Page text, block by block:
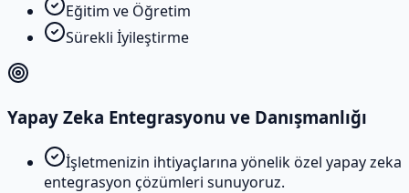
Eğitim ve Öğretim
Sürekli İyileştirme
Yapay Zeka Entegrasyonu ve Danışmanlığı
İşletmenizin ihtiyaçlarına yönelik özel yapay zeka
entegrasyon çözümleri sunuyoruz.